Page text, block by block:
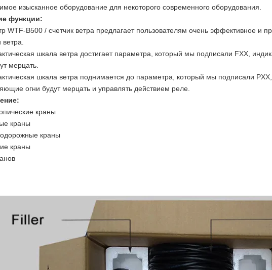
изысканное оборудование для некоторого современного оборудования.
функции:
WTF-B500 / счетчик ветра предлагает пользователям очень эффективное и
ветра.
шкала ветра достигает параметра, который мы подписали FXX,
мерцать.
шкала ветра поднимается до параметра, который мы подписали PXX,
огни будут мерцать и управлять действием реле.
краны
краны
краны
краны